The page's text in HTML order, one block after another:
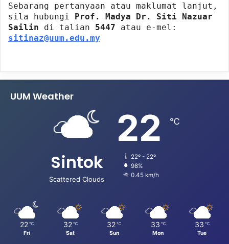
Sebarang pertanyaan atau maklumat lanjut,
sila hubungi
Prof. Madya Dr. Siti Nazuar
Sailin di talian 5447 atau e-mel:
sitinaz@uum.edu.my​
UUM Weather
Sintok
Scattered Clouds
22 ℃
22º - 22º
98%
0.45 km/h
22 ℃
Fri
32 ℃
Sat
32 ℃
Sun
33 ℃
Mon
33 ℃
Tue